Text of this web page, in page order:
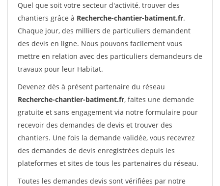
Quel que soit votre secteur d'activité, trouver des
chantiers grâce à Recherche-chantier-batiment.fr.
Chaque jour, des milliers de particuliers demandent
des devis en ligne. Nous pouvons facilement vous
mettre en relation avec des particuliers demandeurs de
travaux pour leur Habitat.
Devenez dès à présent partenaire du réseau
Recherche-chantier-batiment.fr, faites une demande
gratuite et sans engagement via notre formulaire pour
recevoir des demandes de devis et trouver des
chantiers. Une fois la demande validée, vous recevrez
des demandes de devis enregistrées depuis les
plateformes et sites de tous les partenaires du réseau.
Toutes les demandes devis sont vérifiées par notre